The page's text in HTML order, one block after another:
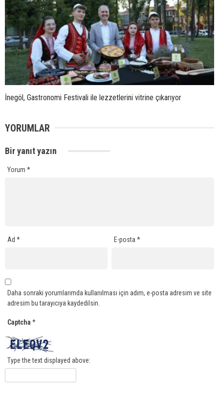
İnegöl, Gastronomi Festivali ile lezzetlerini vitrine çıkarıyor
YORUMLAR
Bir yanıt yazın
Yorum *
Ad * E-posta*
Daha sonraki yorumlarımda kullanılması için adım, e-posta adresim ve site
adresim bu tarayıcıya kaydedilsin.
Captcha *
Type the text displayed above: